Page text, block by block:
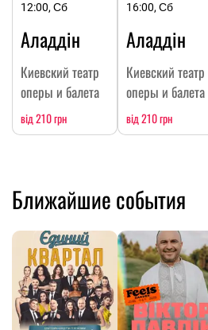
12:00, Сб
Аладдін
Киевский театр
оперы и балета
від 210 грн
16:00, Сб
Аладдін
Киевский театр
оперы и балета
від 210 грн
Ближайшие события